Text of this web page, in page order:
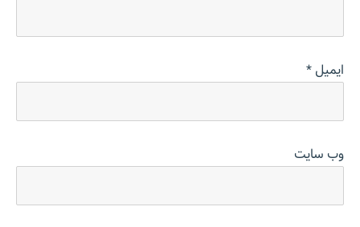
ایمیل*
وب‌ سایت